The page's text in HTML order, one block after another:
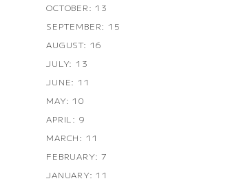
OCTOBER: 13
SEPTEMBER: 15
AUGUST: 16
JULY: 13
JUNE: 11
MAY: 10
APRIL: 9
MARCH: 11
FEBRUARY: 7
JANUARY: 11